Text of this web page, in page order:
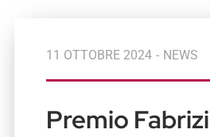
11 OTTOBRE 2024 - NEWS
Premio